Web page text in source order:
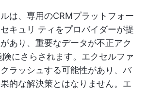
は、専用のCRMプラットフォー
キュリ ティをプロバイダーが提
あり、重要なデータが不正アク
にさらされます。エクセルファ
ラッシュする可能性があり、バ
的な解決策とはなりません。エ